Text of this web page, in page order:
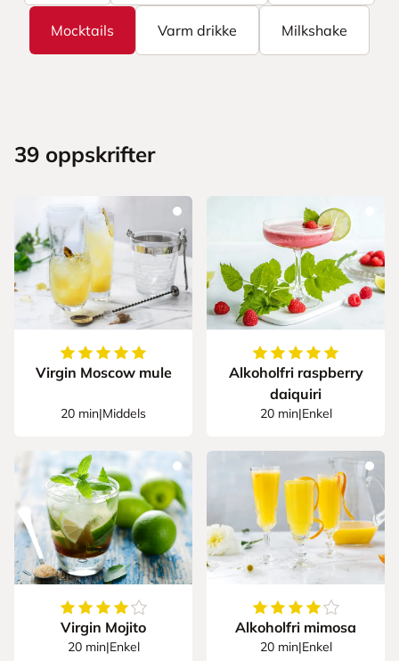
Mocktails Varm drikke Milkshake
39 oppskrifter
5av5stjerner
Virgin Moscow mule
20 min|Middels
5av5stjerner
Alkoholfri raspberry
daiquiri
20 min|Enkel
4.777777777777778
stjerner
Virgin Mojito
20 min|Enkel
4.666666666666667
Alkoholfri mimosa
20 min|Enkel